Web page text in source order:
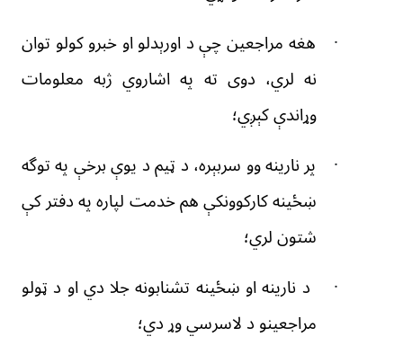
· هغه مراجعین چې د اورېدلو اوخبروکولو توان
نه لري، دوی ته په اشاروي ژبه معلومات
وړاندې کېږي؛
· پر نارینه وو سربېره، د ټیم د یوې برخې په توگه
ښځینه کارکوونکې هم خدمت لپاره په دفتر کې
شتون لري؛
·
د نارینه او ښځینه تشنابونه جلا دي او د ټولو
مراجعینو د لاسرسي وړ دي؛